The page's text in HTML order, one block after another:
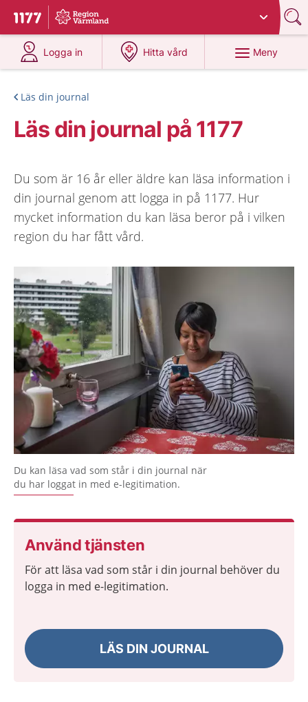
Till startsidan för 1177
Du har valt region
Logga in
på 1177.se
Hitta vård
på 1177.se
Meny
Läs din journal
Läs din journal på 1177
Du som är 16 år eller äldre kan läsa information i
din journal genom att logga in på 1177. Hur
mycket information du kan läsa beror på i vilken
region du har fått vård.
Du kan läsa vad som står i din journal när
du har loggat in med e-legitimation.
Använd tjänsten
För att läsa vad som står i din journal behöver du
logga in med e-legitimation.
LÄS DIN JOURNAL